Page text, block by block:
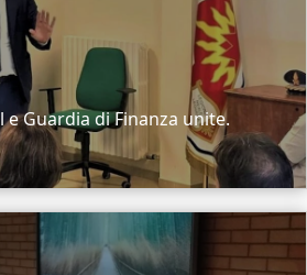
Guardia di Finanza unite.